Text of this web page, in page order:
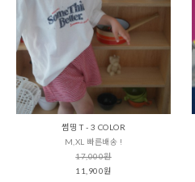
썸띵 T - 3 COLOR
M,XL 빠른배송 !
17,000원
11,900원